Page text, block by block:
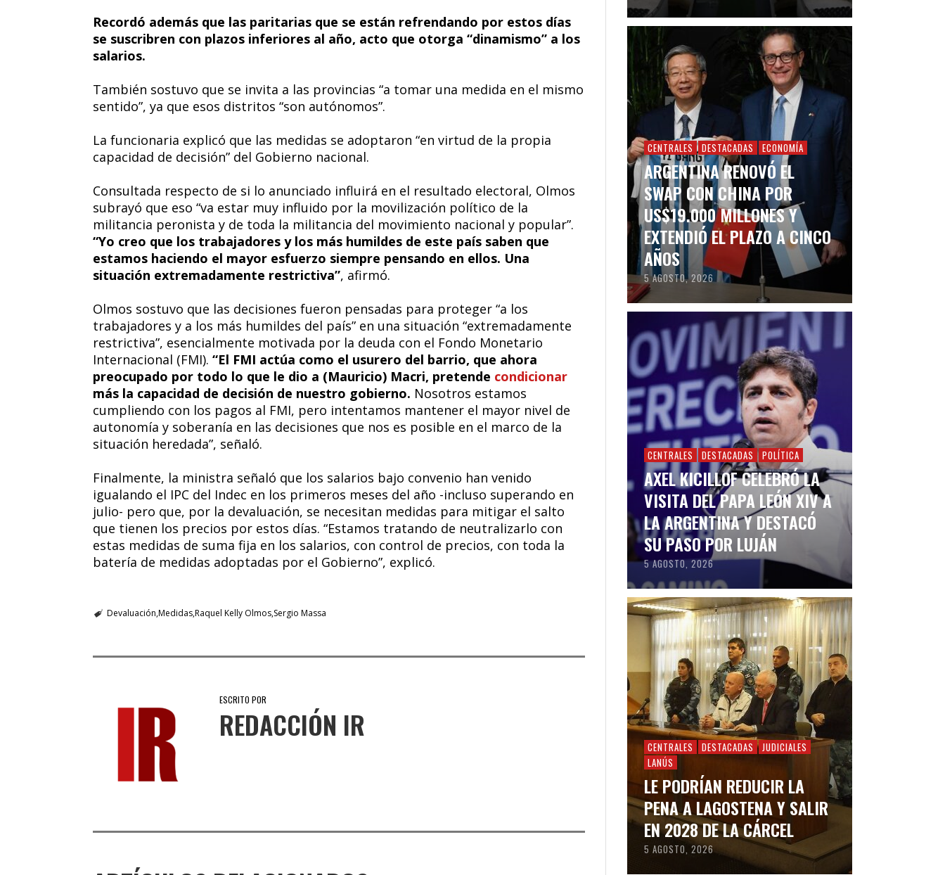
Recordó además que las paritarias que se están refrendando por estos días
se suscribren con plazos inferiores al año, acto que otorga “dinamismo” a los
salarios.
También sostuvo que se invita a las provincias “a tomar una medida en el mismo
sentido”, ya que esos distritos “son autónomos”.
La funcionaria explicó que las medidas se adoptaron “en virtud de la propia
capacidad de decisión” del Gobierno nacional.
Consultada respecto de si lo anunciado influirá en el resultado electoral, Olmos
subrayó que eso “va estar muy influido por la movilización político de la
militancia peronista y de toda la militancia del movimiento nacional y popular”.
“Yo creo que los trabajadores y los más humildes de este país saben que
estamos haciendo el mayor esfuerzo siempre pensando en ellos. Una
situación extremadamente restrictiva”, afirmó.
Olmos sostuvo que las decisiones fueron pensadas para proteger “a los
trabajadores y a los más humildes del país” en una situación “extremadamente
restrictiva”, esencialmente motivada por la deuda con el Fondo Monetario
Internacional (FMI). “El FMI actúa como el usurero del barrio, que ahora
preocupado por todo lo que le dio a (Mauricio) Macri, pretende condicionar
más la capacidad de decisión de nuestro gobierno. Nosotros estamos
cumpliendo con los pagos al FMI, pero intentamos mantener el mayor nivel de
autonomía y soberanía en las decisiones que nos es posible en el marco de la
situación heredada”, señaló.
Finalmente, la ministra señaló que los salarios bajo convenio han venido
igualando el IPC del Indec en los primeros meses del año -incluso superando en
julio- pero que, por la devaluación, se necesitan medidas para mitigar el salto
que tienen los precios por estos días. “Estamos tratando de neutralizarlo con
estas medidas de suma fija en los salarios, con control de precios, con toda la
batería de medidas adoptadas por el Gobierno”, explicó.
Devaluación MedidasRaquel Kelly OlmosSergio Massa
ESCRITO POR
REDACCIÓN IR
CENTRALES DESTACADAS ECONOMÍA
ARGENTINA RENOVÓ EL
SWAP CON CHINA POR
US$19.000 MILLONES Y
EXTENDIÓ EL PLAZO A CINCO
AÑOS
5 AGOSTO, 2026
CENTRALES DESTACADAS POLÍTICA
AXEL KICILLOF CELEBRÓ LA
VISITA DEL PAPA LEÓN XIV A
LA ARGENTINA Y DESTACÓ
SU PASO POR LUJÁN
5 AGOSTO, 2026
CENTRALES DESTACADAS
JUDICIALES
LANÚS
LE PODRÍAN REDUCIR LA
PENA A LAGOSTENA Y SALIR
EN 2028 DE LA CÁRCEL
5 AGOSTO, 2026